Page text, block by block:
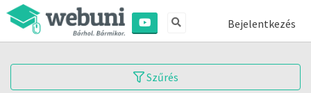
Bejelentkezés
Szűrés